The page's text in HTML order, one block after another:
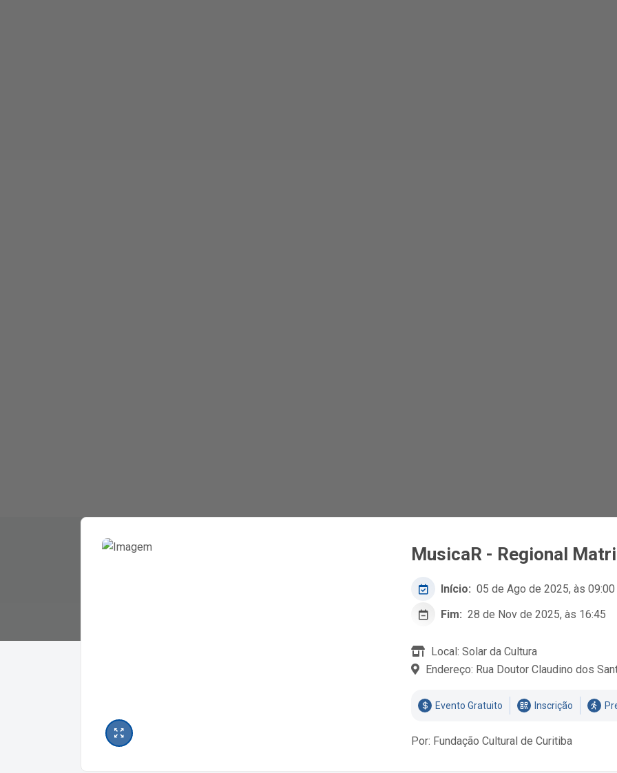
MusicaR - Regional
Início: 05 de Ago de 2025, às 09:00
Fim: 28 de Nov de 2025, às 16:45
Local: Solar da Cultura
Endereço: Rua Doutor Claudino dos
Evento Gratuito Inscrição
Por: Fundação Cultural de Curitiba